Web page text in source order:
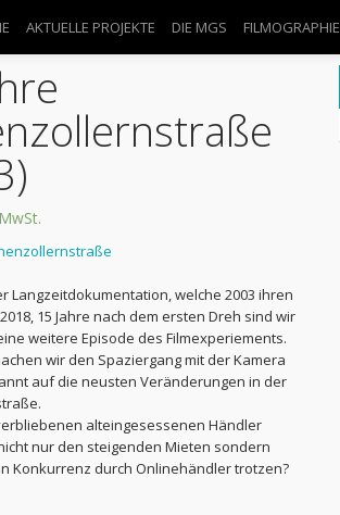
AKTUELLE PROJEKTE DIE MGS FILMOGRAPHIE
Langzeitdokumentation, welche 2003 ihren
15 Jahre nach dem ersten Dreh sind wir
weitere Episode des Filmexperiements.
wir den Spaziergang mit der Kamera
auf die neusten Veränderungen in der
alteingesessenen Händler
nur den steigenden Mieten sondern
Konkurrenz durch Onlinehändler trotzen?